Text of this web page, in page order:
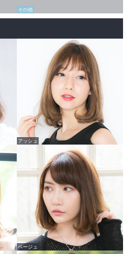
その他
アッシュ
ベージュ